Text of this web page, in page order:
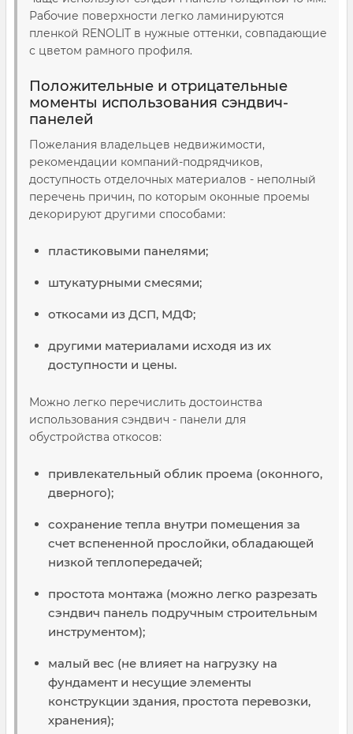
Рабочие поверхности легко ламинируются
пленкой RENOLIT в нужные оттенки, совпадающие
с цветом рамного профиля.
Положительные и отрицательные
моменты использования сэндвич-
панелей
Пожелания владельцев недвижимости,
рекомендации компаний-подрядчиков,
доступность отделочных материалов - неполный
перечень причин, по которым оконные проемы
декорируют другими способами:
пластиковыми панелями;
штукатурными смесями;
откосами из ДСП, МДФ;
другими материалами исходя из их
доступности и цены.
Можно легко перечислить достоинства
использования сэндвич - панели для
обустройства откосов:
привлекательный облик проема (оконного,
дверного);
сохранение тепла внутри помещения за
счет вспененной прослойки, обладающей
низкой теплопередачей;
простота монтажа (можно легко разрезать
сэндвич панель подручным строительным
инструментом);
малый вес (не влияет на нагрузку на
фундамент и несущие элементы
конструкции здания, простота перевозки,
хранения);